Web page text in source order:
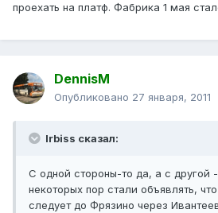
проехать на платф. Фабрика 1 мая
DennisM
Опубликовано 27 января, 2011
Irbiss сказал:
С одной стороны-то да, а с другой
некоторых пор стали объявлять,
следует до Фрязино через